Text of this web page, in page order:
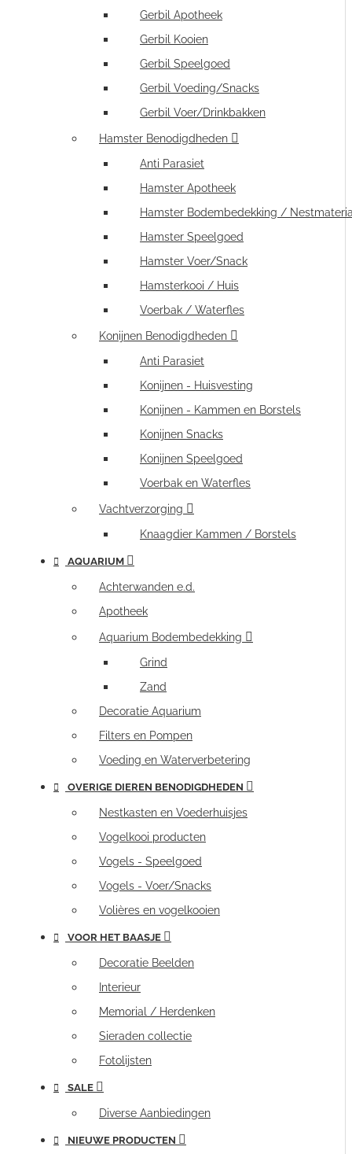
Gerbil Apotheek
Gerbil Kooien
Gerbil Speelgoed
Gerbil Voeding/Snacks
Gerbil Voer/Drinkbakken
Hamster Benodigdheden
Anti Parasiet
Hamster Apotheek
Hamster Bodembedekking /
Hamster Speelgoed
Hamster Voer/Snack
Hamsterkooi / Huis
Voerbak / Waterfles
Konijnen Benodigdheden
Anti Parasiet
Konijnen - Huisvesting
Konijnen - Kammen en Borstels
Konijnen Snacks
Konijnen Speelgoed
Voerbak en Waterfles
Vachtverzorging
Knaagdier Kammen / Borstels
AQUARIUM
Achterwanden e.d.
Apotheek
Aquarium Bodembedekking
Grind
Zand
Decoratie Aquarium
Filters en Pompen
Voeding en Waterverbetering
OVERIGE DIEREN BENODIGDHEDEN
Nestkasten en Voederhuisjes
Vogelkooi producten
Vogels - Speelgoed
Vogels - Voer/Snacks
Volières en vogelkooien
VOOR HET BAASJE
Decoratie Beelden
Interieur
Memorial / Herdenken
Sieraden collectie
Fotolijsten
SALE
Diverse Aanbiedingen
NIEUWE PRODUCTEN